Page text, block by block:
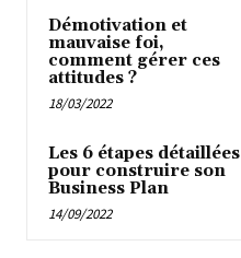
Démotivation et
mauvaise foi,
comment gérer ces
attitudes ?
18/03/2022
Les 6 étapes détaillées
pour construire son
Business Plan
14/09/2022